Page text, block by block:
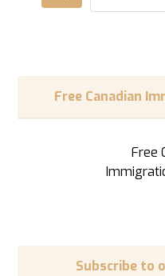
Free Canadian
Subscribe to